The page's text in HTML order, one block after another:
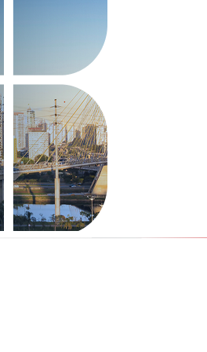
março | 2026
Zoneamento e Potencial
decifrar o que...
Leia mais